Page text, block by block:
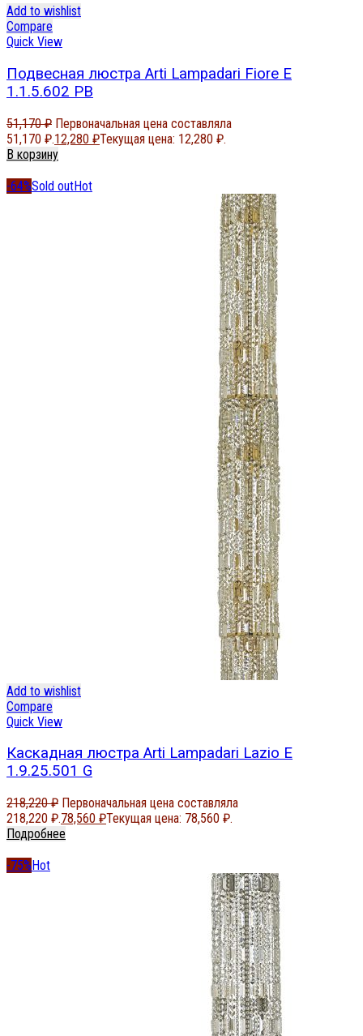
Add to wishlist
Compare
Quick View
Подвесная люстра Arti Lampadari Fiore E
1.1.5.602 PB
51,170₽ Первоначальная цена составляла
51,170 ₽.12,280 ₽Текущая цена: 12,280 ₽.
В корзину
-64%Sold outHot
Add to wishlist
Compare
Quick View
Каскадная люстра Arti Lampadari Lazio E
1.9.25.501 G
218,220₽ Первоначальная цена составляла
218,220 ₽.78,560 ₽Текущая цена: 78,560 ₽.
Подробнее
-75%Hot